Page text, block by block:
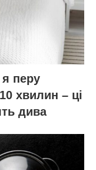
я перу
хвилин – ці
дива